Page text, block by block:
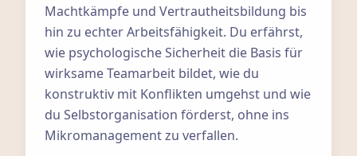
Machtkämpfe und Vertrautheitsbildung bis
hin zu echter Arbeitsfähigkeit. Du erfährst,
wie psychologische Sicherheit die Basis für
wirksame Teamarbeit bildet, wie du
konstruktiv mit Konflikten umgehst und wie
du Selbstorganisation förderst, ohne ins
Mikromanagement zu verfallen.